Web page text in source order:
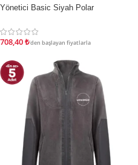
İNDIRIM
Yönetici Basic Siyah Polar
708,40₺'den başlayan fiyatlarla